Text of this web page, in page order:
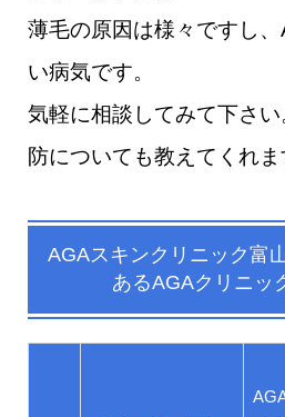
薄毛の原因は様々ですし
い病気です。
気軽に相談してみて下さ
防についても教えてくれま
AGAスキンクリニック富
あるAGAクリニッ